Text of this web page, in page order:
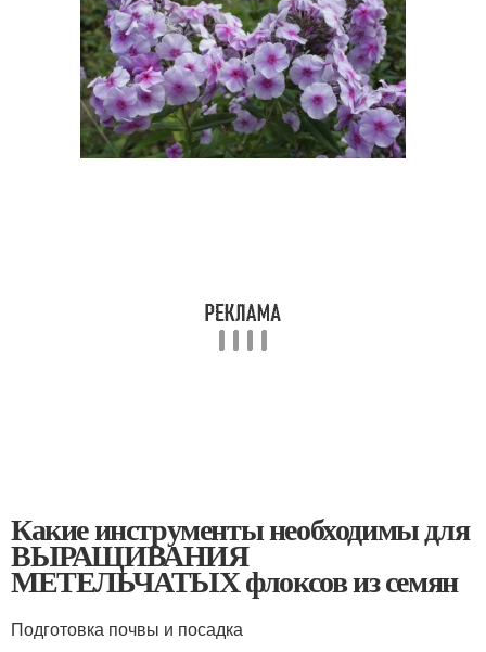
Какие инструменты необходимы для
ВЫРАЩИВАНИЯ
МЕТЕЛЬЧАТЫХ флоксов из семян
Подготовка почвы и посадка